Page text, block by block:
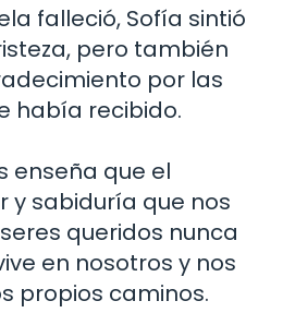
falleció, Sofía sintió
pero también
por las
había recibido.
enseña que el
y sabiduría que nos
queridos nunca
en nosotros y nos
propios caminos.